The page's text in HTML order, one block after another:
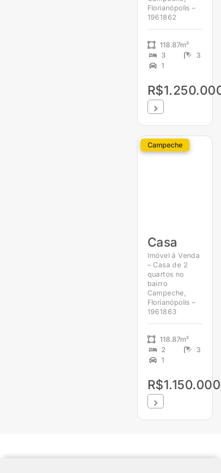
Florianópolis –
1961862
118.87m²
3
3
1
Campeche
Casa
Imóvel á Venda
– Casa de 2
quartos no
bairro
Campeche,
Florianópolis –
1961863
118.87m²
2
3
1